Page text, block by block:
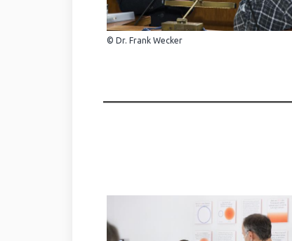
© Dr. Frank Wecker